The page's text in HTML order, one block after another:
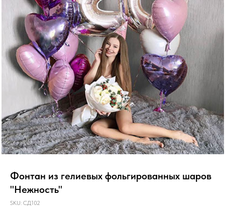
Фонтан из гелиевых фольгированных шаров
"Нежность"
SKU: СД102